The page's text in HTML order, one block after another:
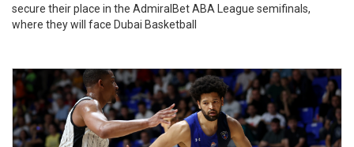
secure their place in the AdmiralBet ABA League semifinals,
where they will face Dubai Basketball